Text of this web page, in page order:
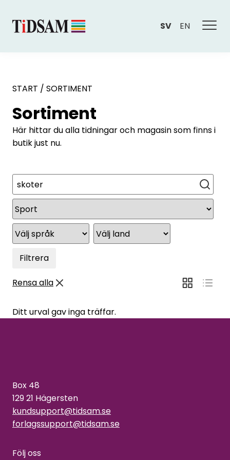
SV EN
START / SORTIMENT
Sortiment
Här hittar du alla tidningar och magasin som finns i
butik just nu.
Sök
Filtrera
Rensa alla
Ditt urval gav inga träffar.
Box 48
129 21 Hägersten
kundsupport@tidsam.se
forlagssupport@tidsam.se
Följ oss